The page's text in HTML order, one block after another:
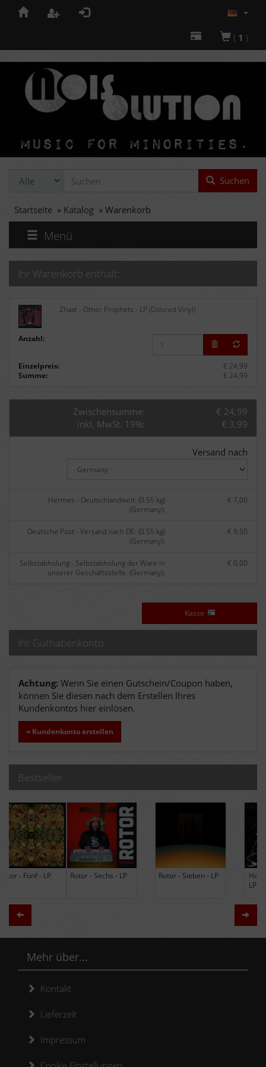
( 1 )
Suchen
Startseite » Katalog » Warenkorb
Menü
Ihr Warenkorb enthält:
Zhaat - Other Prophets - LP (Colored Vinyl)
Anzahl:
Einzelpreis:
€ 24,99
Summe:
€ 24,99
Zwischensumme:
€ 24,99
inkl. MwSt. 19%:
€ 3,99
Versand nach
Hermes - Deutschlandweit: (0.55 kg)
(Germany):
€ 7,00
Deutsche Post - Versand nach DE: (0.55 kg)
(Germany):
€ 9,50
Selbstabholung - Selbstabholung der Ware in
unserer Geschäftsstelle. (Germany):
€ 0,00
Kasse
Ihr Guthabenkonto
Achtung: Wenn Sie einen Gutschein/Coupon haben,
können Sie diesen nach dem Erstellen Ihres
Kundenkontos hier einlösen.
» Kundenkonto erstellen
Bestseller
Rotor - Sechs - LP Rotor - Sieben - LP
Hodja - The Band -
LP (Limited Edition
Zurück
Mehr über...
Kontakt
Lieferzeit
Impressum